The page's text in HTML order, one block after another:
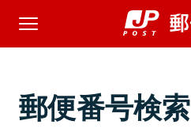
郵便番号検索